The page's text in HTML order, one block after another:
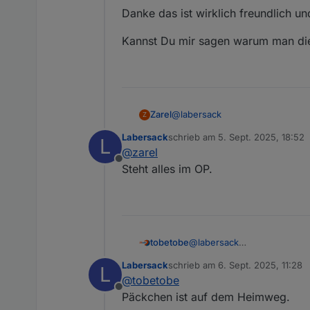
Danke das ist wirklich freundlich
Kannst Du mir sagen warum man
Z Zarel@labersack
Danke das ist wirklich
Kannst Du mir sagen warum
L
Offline
Labersackschrieb am 5. Sept. 2025, 18:52
zuletzt editiert von
@zarel
Steht alles im OP.
tobetobe@labersack
sorry, ich war im Urlaub
Ausschlachten behalten.
L
Offline
Labersackschrieb am 6. Sept. 2025, 11:28
zuletzt editiert von
@tobetobe
Päckchen ist auf dem Heimweg.